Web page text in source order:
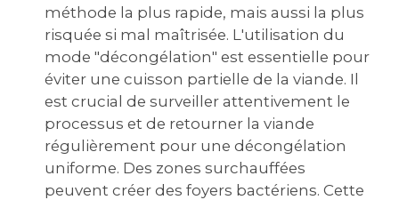
méthode la plus rapide, mais aussi la plus
risquée si mal maîtrisée. L'utilisation du
mode "décongélation" est essentielle pour
éviter une cuisson partielle de la viande. Il
est crucial de surveiller attentivement le
processus et de retourner la viande
régulièrement pour une décongélation
uniforme. Des zones surchauffées
peuvent créer des foyers bactériens. Cette